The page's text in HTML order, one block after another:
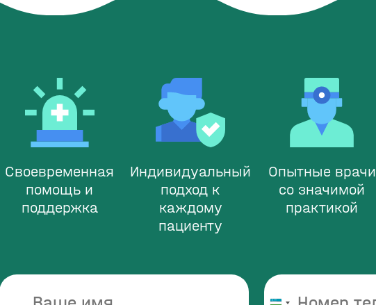
Своевременная
помощь и
поддержка
Индивидуальный
подход к
каждому
пациенту
Опытные врачи
со значимой
практикой